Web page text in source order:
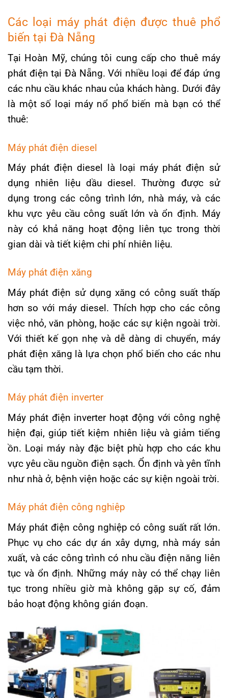
Các loại máy phát điện được thuê phổ
biến tại Đà Nẵng
Tại Hoàn Mỹ, chúng tôi cung cấp cho thuê máy
phát điện tại Đà Nẵng. Với nhiều loại để đáp ứng
các nhu cầu khác nhau của khách hàng. Dưới đây
là một số loại máy nổ phổ biến mà bạn có thể
thuê:
Máy phát điện diesel
Máy phát điện diesel là loại máy phát điện sử
dụng nhiên liệu dầu diesel. Thường được sử
dụng trong các công trình lớn, nhà máy, và các
khu vực yêu cầu công suất lớn và ổn định. Máy
này có khả năng hoạt động liên tục trong thời
gian dài và tiết kiệm chi phí nhiên liệu.
Máy phát điện xăng
Máy phát điện sử dụng xăng có công suất thấp
hơn so với máy diesel. Thích hợp cho các công
việc nhỏ, văn phòng, hoặc các sự kiện ngoài trời.
Với thiết kế gọn nhẹ và dễ dàng di chuyển, máy
phát điện xăng là lựa chọn phổ biến cho các nhu
cầu tạm thời.
Máy phát điện inverter
Máy phát điện inverter hoạt động với công nghệ
hiện đại, giúp tiết kiệm nhiên liệu và giảm tiếng
ồn. Loại máy này đặc biệt phù hợp cho các khu
vực yêu cầu nguồn điện sạch. Ổn định và yên tĩnh
như nhà ở, bệnh viện hoặc các sự kiện ngoài trời.
Máy phát điện công nghiệp
Máy phát điện công nghiệp có công suất rất lớn.
Phục vụ cho các dự án xây dựng, nhà máy sản
xuất, và các công trình có nhu cầu điện năng liên
tục và ổn định. Những máy này có thể chạy liên
tục trong nhiều giờ mà không gặp sự cố, đảm
bảo hoạt động không gián đoạn.